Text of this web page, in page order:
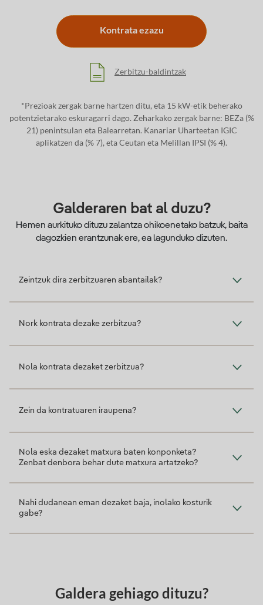
Kontrata ezazu
Zerbitzu-baldintzak
*Prezioak zergak barne hartzen ditu, eta 15 kW-etik beherako
potentzietarako eskuragarri dago. Zeharkako zergak barne: BEZa (%
21) penintsulan eta Balearretan. Kanariar Uharteetan IGIC
aplikatzen da (% 7), eta Ceutan eta Melillan IPSI (% 4).
Galderaren bat al duzu?
Hemen aurkituko dituzu zalantza ohikoenetako batzuk, baita
dagozkien erantzunak ere, ea lagunduko dizuten.
Zeintzuk dira zerbitzuaren abantailak?
Nork kontrata dezake zerbitzua?
Nola kontrata dezaket zerbitzua?
Zein da kontratuaren iraupena?
Nola eska dezaket matxura baten konponketa?
Zenbat denbora behar dute matxura artatzeko?
Nahi dudanean eman dezaket baja, inolako kosturik
gabe?
Galdera gehiago dituzu?